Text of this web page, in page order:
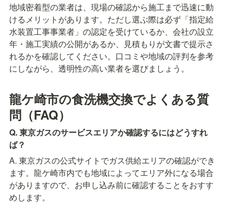
地域密着型の業者は、現場の確認から施工まで迅速に動
けるメリットがあります。ただし選ぶ際は必ず「指定給
水装置工事事業者」の認定を受けているか、会社の設立
年・施工実績の公開があるか、見積もりが文書で提示さ
れるかを確認してください。口コミや地域の評判を参考
にしながら、透明性の高い業者を選びましょう。
龍ケ崎市の食洗機交換でよくある質
問（FAQ）
Q. 東京ガスのサービスエリアか確認するにはどうすれ
ば？
A. 東京ガスの公式サイトでガス供給エリアの確認ができ
ます。龍ケ崎市内でも地域によってエリア外になる場合
がありますので、お申し込み前に確認することをおすす
めします。